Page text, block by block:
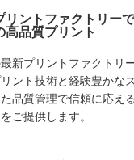
リントファクトリーで
高品質プリント
新プリントファクトリ
ント技術と経験豊かな
品質管理で信頼に応え
ご提供します。